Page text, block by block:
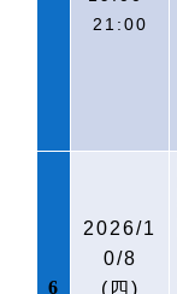
21:00
6
2026/1
0/8
( 四)